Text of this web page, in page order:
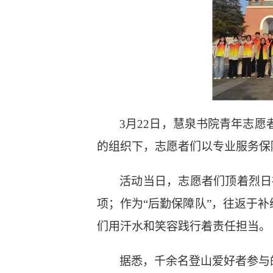
3月22日，慧泉书院青年志愿
的组织下，志愿者们以专业服务
活动当日，志愿者们顶着烈
项；作为“后勤保障队”，往返于
们用汗水和笑容践行着责任担当。
据悉，千余名登山爱好者参